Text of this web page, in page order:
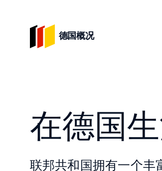
德国概况
在德国
联邦共和国拥有一个丰